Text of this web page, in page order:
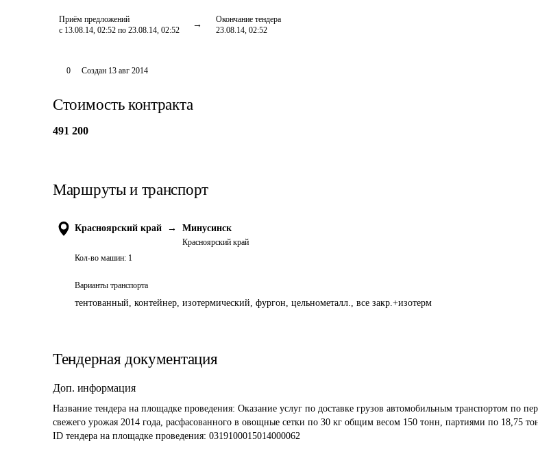
Приём предложений
с 13.08.14, 02:52 по 23.08.14, 02:52
Окончание тендера
23.08.14, 02:52
0 Создан 13 авг 2014
Стоимость контракта
491 200
Маршруты и транспорт
Красноярский край → Минусинск
Красноярский край
Кол-во машин: 1
Варианты транспорта
тентованный, контейнер, изотермический, фургон, цельнометалл., все закр.+изотерм
Тендерная документация
Доп. информация
Название тендера на площадке проведения: Оказание услуг по доставке грузов автомобильным транспортом по
свежего урожая 2014 года, расфасованного в овощные сетки по 30 кг общим весом 150 тонн, партиями по 18,75
ID тендера на площадке проведения: 0319100015014000062